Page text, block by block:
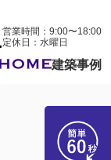
営業時間：9:00〜18:00
定休日：水曜日
建築事例